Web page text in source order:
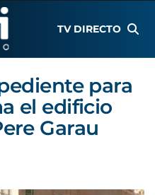
TV DIRECTO
para
el edificio
Garau